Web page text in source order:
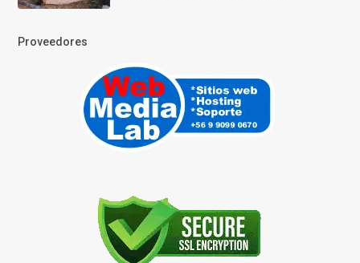
Proveedores